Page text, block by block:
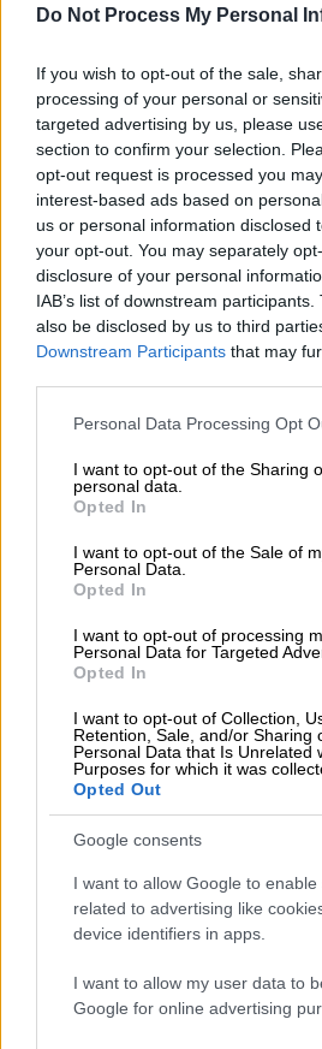
Do Not Process My Personal
If you wish to opt-out of the sale,
processing of your personal or
targeted advertising by us, please
section to confirm your selection.
opt-out request is processed you
interest-based ads based on
us or personal information disclosed
your opt-out. You may separately
disclosure of your personal
IAB’s list of downstream
also be disclosed by us to third
Downstream Participants that may
Please note that this website/app
not limited to your visit or usage
grant or deny consent to Google and
use your data for below specified
consent section.
Personal Data Processing Opt
I want to opt-out of the Sharing
personal data.
Opted In
I want to opt-out of the Sale of
Personal Data.
Opted In
I want to opt-out of processing
Personal Data for Targeted
Opted In
I want to opt-out of Collection,
Retention, Sale, and/or Sharing
Personal Data that Is Unrelated
Purposes for which it was
Opted Out
Google consents
I want to allow Google to enable
related to advertising like
device identifiers in apps.
I want to allow my user data to
Google for online advertising
Ελλάδα|13.06.2020 13:18
Παραλία της Κρήτης
κολυμβητή που μαζεύει
ειδικό σχολείο
Ο Κώστας Βαρουχάκης
στη Λιθουανία
25 χιλιόμετρα για να
ειδικό σχολείο στο
Ελλάδα 01.06.2020 09:49
Ανοίγουν νηπιαγωγεία,
ειδικά σχολεία - Πώς θα
Όπως και για τα γυμνάσια
και για τις εκπαιδευτικές